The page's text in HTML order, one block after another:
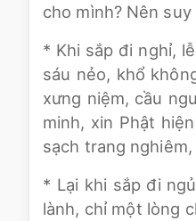
cho mình? Nên
* Khi sắp đi nghỉ,
sáu nẻo, khổ
xưng niệm, cầu
minh, xin Phật
sạch trang
* Lại khi sắp đi
lành, chỉ một lòng